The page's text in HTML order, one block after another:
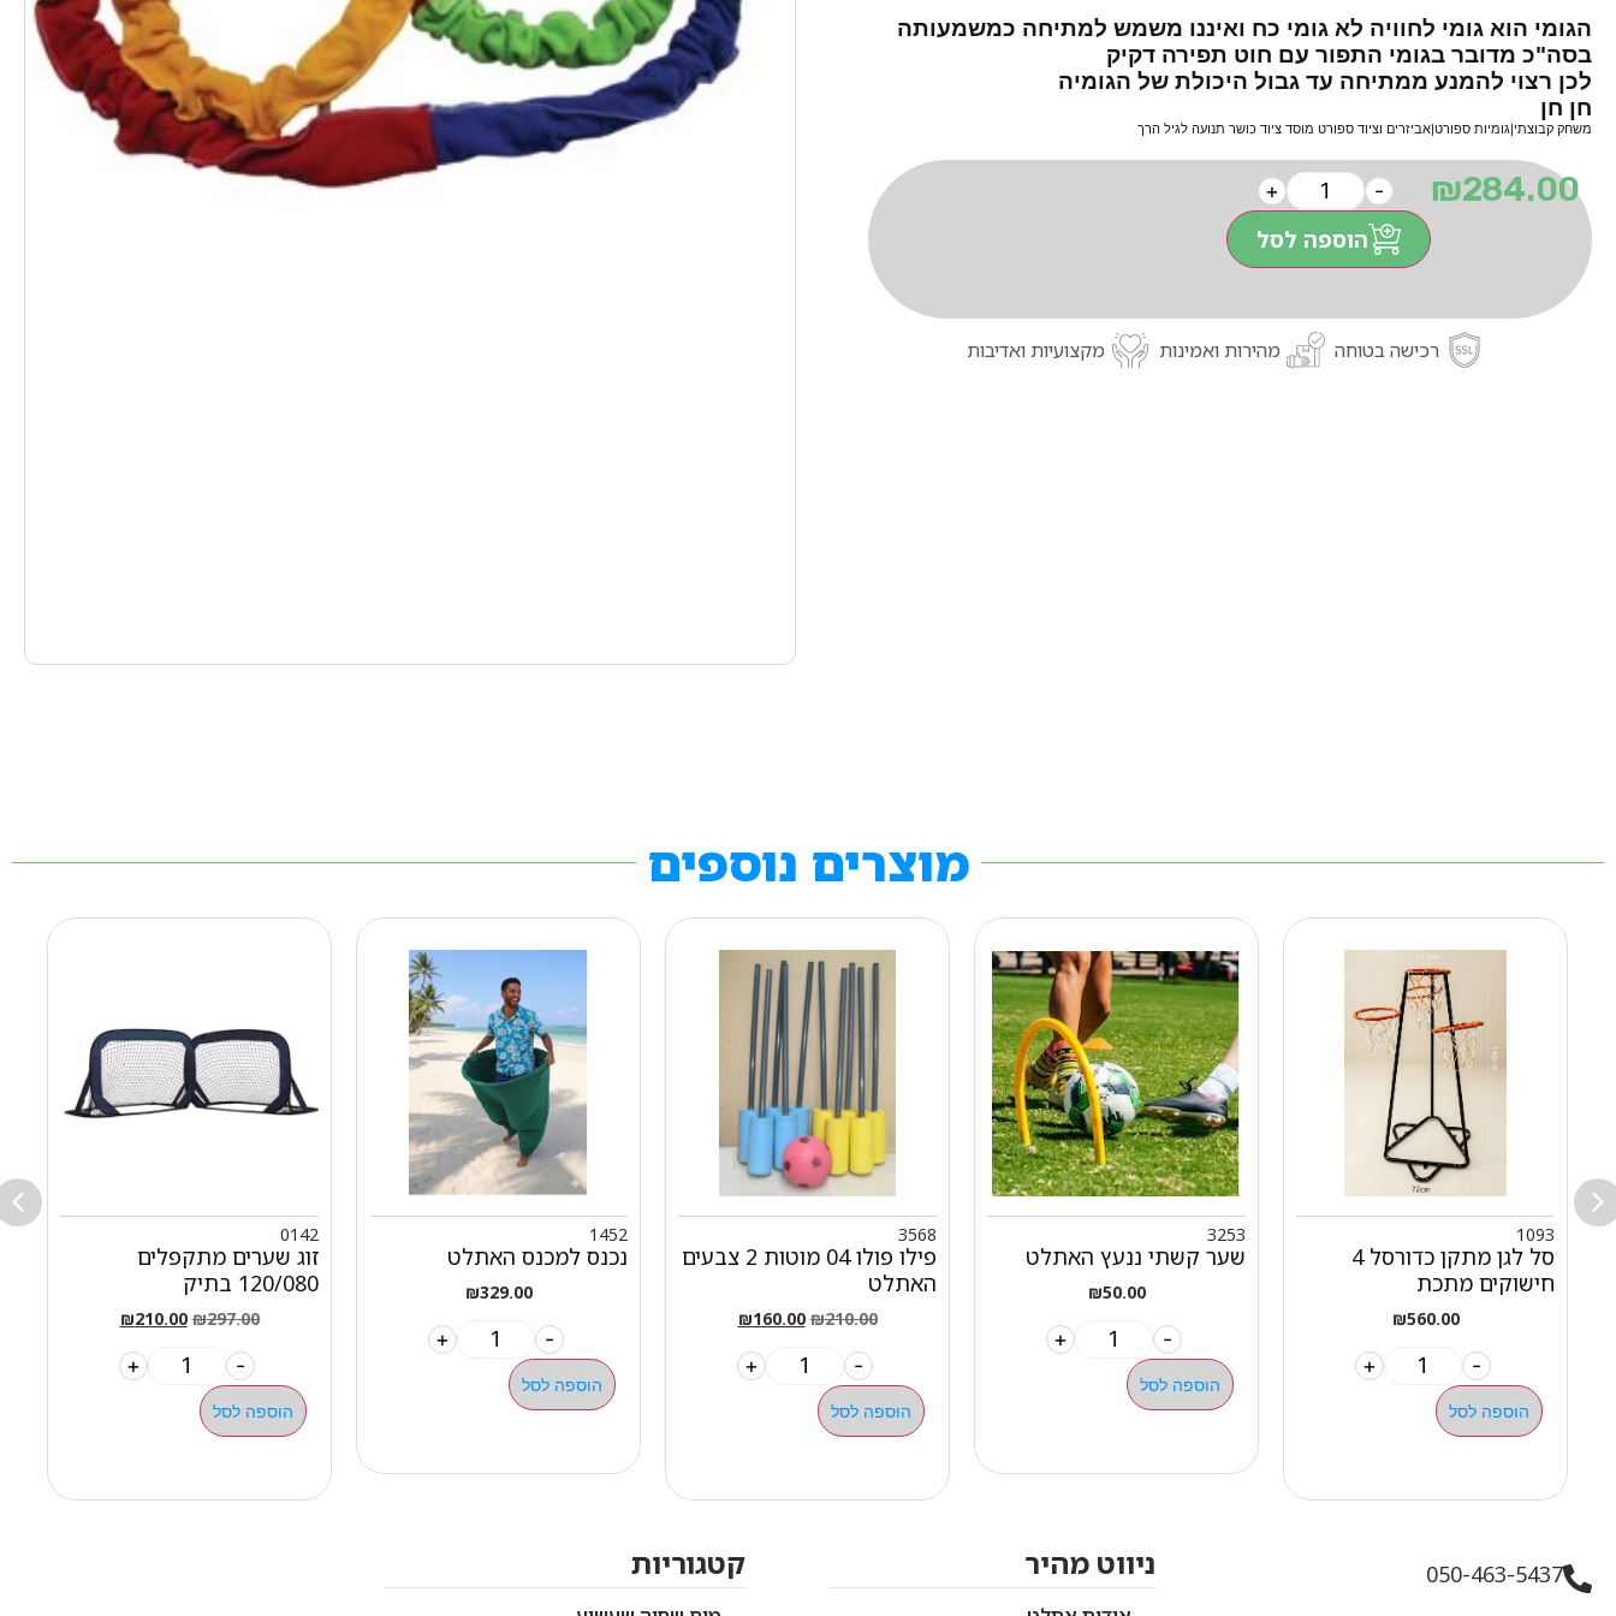
הגומי הוא גומי לחוויה לא גומי כח ואיננו משמש למתיחה כמשמעותה
בסה"כ מדובר בגומי התפור עם חוט תפירה דקיק
לכן רצוי להמנע ממתיחה עד גבול היכולת של הגומיה
חן חן
משחק קבוצתי|גומיות ספורט|אביזרים וציוד ספורט מוסד ציוד כושר תנועה לגיל הרך
₪284.00
-
+
הוספה לסל
רכישה בטוחה מהירות ואמינות מקצועיות ואדיבות
מוצרים נוספים
1093
סל לגן מתקן כדורסל 4
חישוקים מתכת
₪560.00
-
+
הוספה לסל
3253
שער קשתי ננעץ האתלט
₪50.00
-
+
הוספה לסל
3568
פילו פולו 04 מוטות 2 צבעים
האתלט
₪210.00
₪160.00
-
+
הוספה לסל
1452
נכנס למכנס האתלט
₪329.00
-
+
הוספה לסל
0142
זוג שערים מתקפלים
120/080 בתיק
₪297.00
₪210.00
-
+
הוספה לסל
050-463-5437 ניווט מהיר קטגוריות